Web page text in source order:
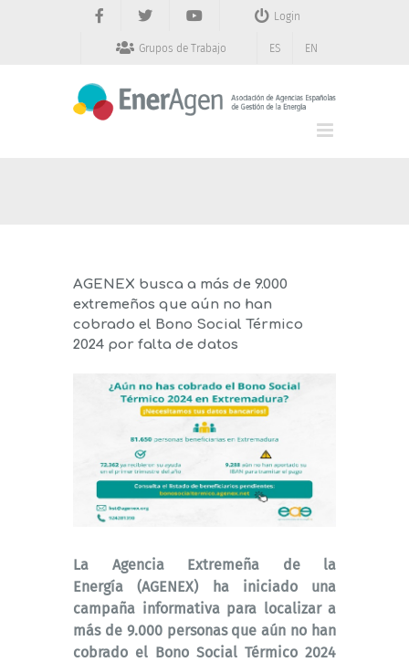
Login
Grupos de Trabajo ES EN
AGENEX busca a más de 9.000
extremeños que aún no han
cobrado el Bono Social Térmico
2024 por falta de datos
La Agencia Extremeña de la
Energía (AGENEX) ha iniciado una
campaña informativa para localizar a
más de 9.000 personas que aún no han
cobrado el Bono Social Térmico 2024